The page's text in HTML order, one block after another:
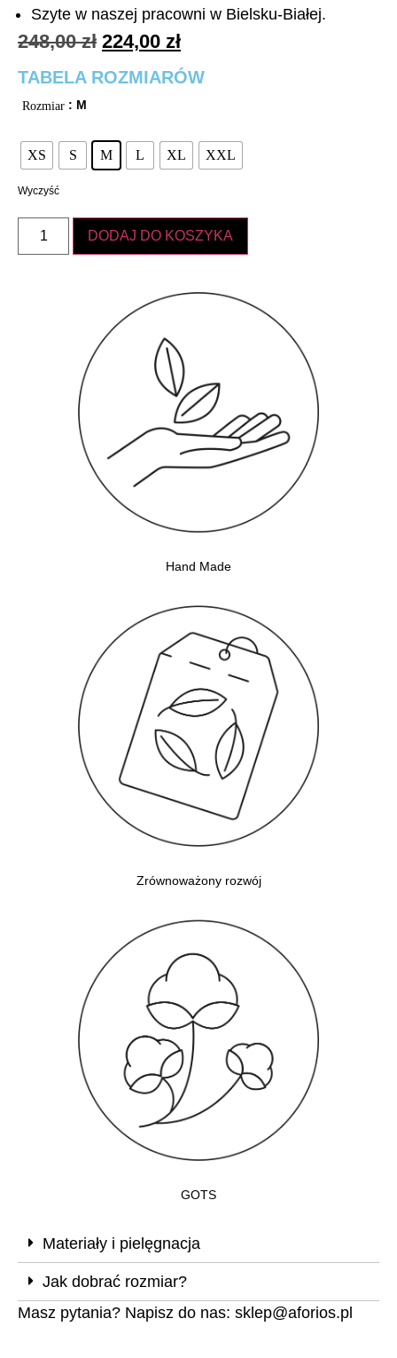
Szyte w naszej pracowni w Bielsku-Białej.
248,00zł 224,00 zł
TABELA ROZMIARÓW
Rozmiar : M
XS S M L XL XXL
Wyczyść
DODAJ DO KOSZYKA
Hand Made
Zrównoważony rozwój
GOTS
Materiały i pielęgnacja
Jak dobrać rozmiar?
Masz pytania? Napisz do nas: sklep@aforios.pl